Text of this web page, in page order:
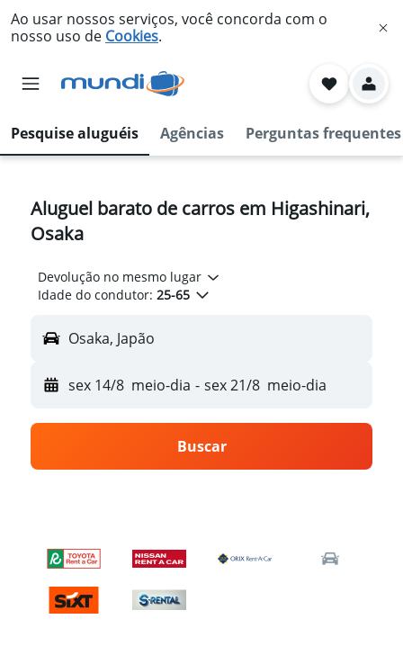
Ao usar nossos serviços, você concorda com o
nosso uso de Cookies.
Pesquise aluguéis Agências Perguntas frequentes
Aluguel barato de carros em Higashinari,
Osaka
Devolução no mesmo lugar
Idade do condutor: 25-65
Osaka, Japão
sex 14/8 meio-dia - sex 21/8 meio-dia
Buscar